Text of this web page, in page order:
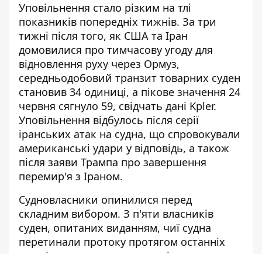
Уповільнення стало різким на тлі
показників попередніх тижнів. За три
тижні після того, як США та Іран
домовилися про тимчасову угоду для
відновлення руху через Ормуз,
середньодобовий транзит товарних суден
становив 34 одиниці, а пікове значення 24
червня сягнуло 59, свідчать дані Kpler.
Уповільнення відбулось після серії
іранських атак на судна, що спровокували
американські удари у відповідь, а також
після заяви Трампа про завершення
перемир'я з Іраном.
Судновласники опинилися перед
складним вибором. З п'яти власників
суден, опитаних виданням, чиї судна
перетинали протоку протягом останніх